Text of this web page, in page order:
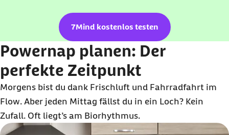
7Mind kostenlos testen
Powernap planen: Der
perfekte Zeitpunkt
Morgens bist du dank Frischluft und Fahrradfahrt im
Flow. Aber jeden Mittag fällst du in ein Loch? Kein
Zufall. Oft liegt’s am Biorhythmus.